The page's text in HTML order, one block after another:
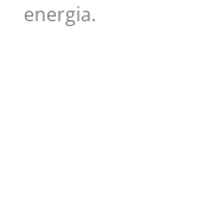
energia.